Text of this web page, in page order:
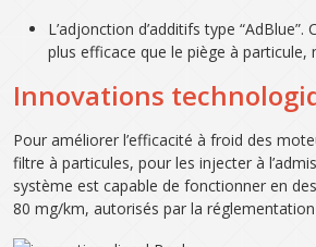
L’adjonction d’additifs type
plus efficace que le piège à
Innovations
Pour améliorer l’efficacité à froid des
filtre à particules, pour les injecter à
système est capable de fonctionner en
80 mg/km, autorisés par la